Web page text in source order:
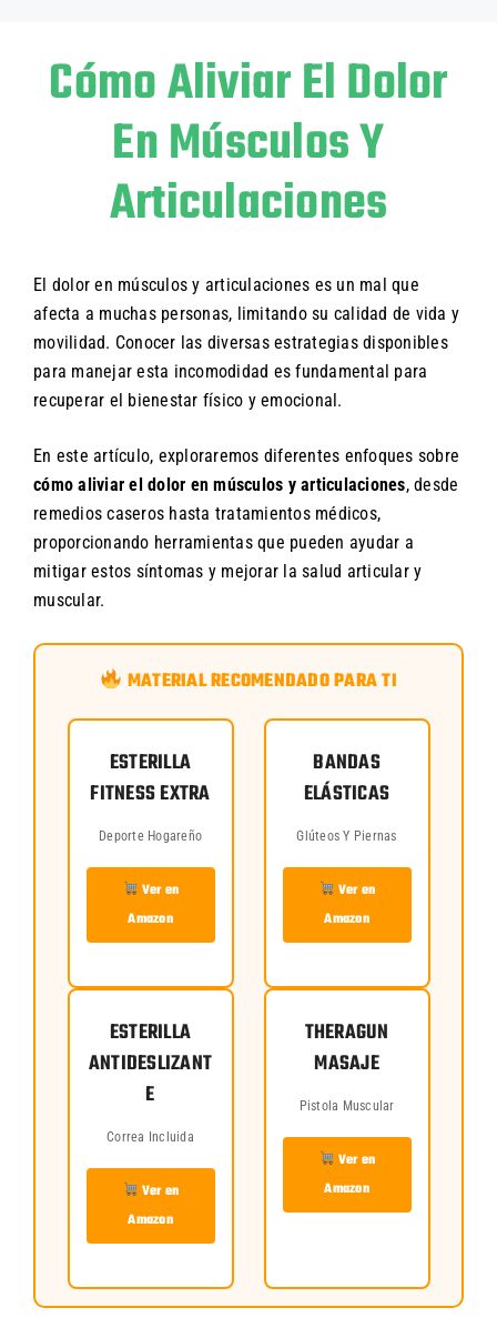
Cómo Aliviar El Dolor
En Músculos Y
Articulaciones
El dolor en músculos y articulaciones es un mal que
afecta a muchas personas, limitando su calidad de vida y
movilidad. Conocer las diversas estrategias disponibles
para manejar esta incomodidad es fundamental para
recuperar el bienestar físico y emocional.
En este artículo, exploraremos diferentes enfoques sobre
cómo aliviar el dolor en músculos y articulaciones, desde
remedios caseros hasta tratamientos médicos,
proporcionando herramientas que pueden ayudar a
mitigar estos síntomas y mejorar la salud articular y
muscular.
MATERIAL RECOMENDADO PARA TI
ESTERILLA
FITNESS EXTRA
Deporte Hogareño
Ver en
Amazon
BANDAS
ELÁSTICAS
Glúteos Y Piernas
Ver en
Amazon
ESTERILLA
ANTIDESLIZANT
E
Correa Incluida
Ver en
Amazon
THERAGUN
MASAJE
Pistola Muscular
Ver en
Amazon